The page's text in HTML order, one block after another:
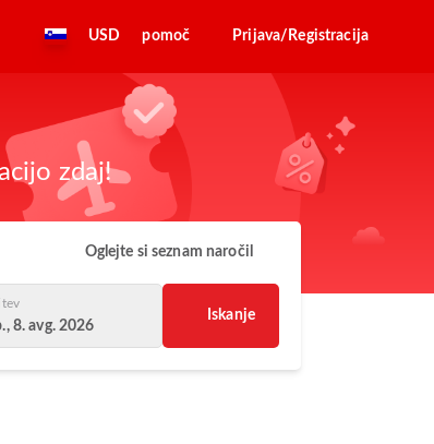
USD pomoč Prijava/Registracija
zdaj!
Oglejte si seznam naročil
8. avg. 2026
Iskanje